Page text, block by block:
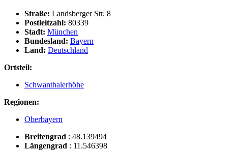
Straße: Landsberger Str. 8
Postleitzahl: 80339
Stadt: München
Bundesland: Bayern
Land: Deutschland
Ortsteil:
Schwanthalerhöhe
Regionen:
Oberbayern
Breitengrad : 48.139494
Längengrad : 11.546398